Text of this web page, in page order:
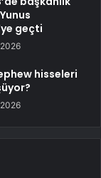
geçti
hisseleri